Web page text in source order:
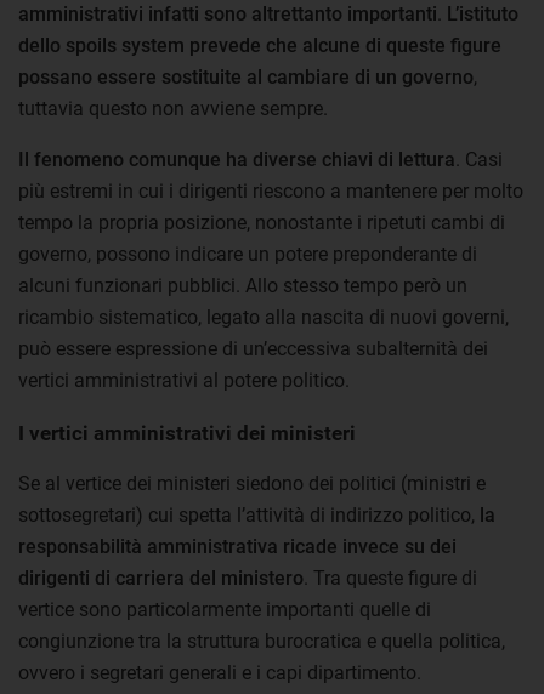
amministrativi infatti sono altrettanto importanti L’istituto
dello spoils system prevede che alcune di queste figure
possano essere sostituite al cambiare di un governo,
tuttavia questo non avviene sempre.
Il fenomeno comunque ha diverse chiavi di lettura . Casi
più estremi in cui i dirigenti riescono a mantenere per molto
tempo la propria posizione, nonostante i ripetuti cambi di
governo, possono indicare un potere preponderante di
alcuni funzionari pubblici. Allo stesso tempo però un
ricambio sistematico, legato alla nascita di nuovi governi,
può essere espressione di un’eccessiva subalternità dei
vertici amministrativi al potere politico.
I vertici amministrativi dei ministeri
Se al vertice dei ministeri siedono dei politici (ministri e
sottosegretari) cui spetta l’attività di indirizzo politico, la
responsabilità amministrativa ricade invece su dei
dirigenti di carriera del ministero . Tra queste figure di
vertice sono particolarmente importanti quelle di
congiunzione tra la struttura burocratica e quella politica,
ovvero i segretari generali e i capi dipartimento.